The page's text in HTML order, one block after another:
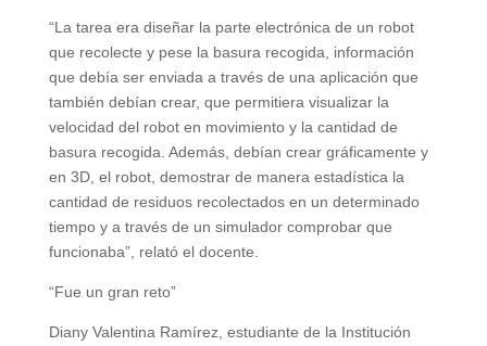
“La tarea era diseñar la parte electrónica de un robot
que recolecte y pese la basura recogida, información
que debía ser enviada a través de una aplicación que
también debían crear, que permitiera visualizar la
velocidad del robot en movimiento y la cantidad de
basura recogida. Además, debían crear gráficamente y
en 3D, el robot, demostrar de manera estadística la
cantidad de residuos recolectados en un determinado
tiempo y a través de un simulador comprobar que
funcionaba”, relató el docente.
“Fue un gran reto”
Diany Valentina Ramírez, estudiante de la Institución